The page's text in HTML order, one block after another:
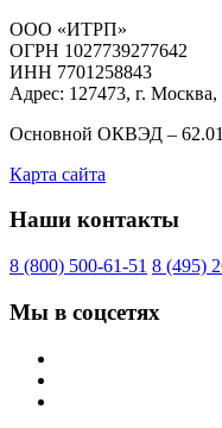
ООО «ИТРП»
ОГРН 1027739277642
ИНН 7701258843
Адрес: 127473, г. Москва,
Основной ОКВЭД – 62.01
Карта сайта
Наши контакты
8 (800) 500-61-51 8 (495)
Мы в соцсетях